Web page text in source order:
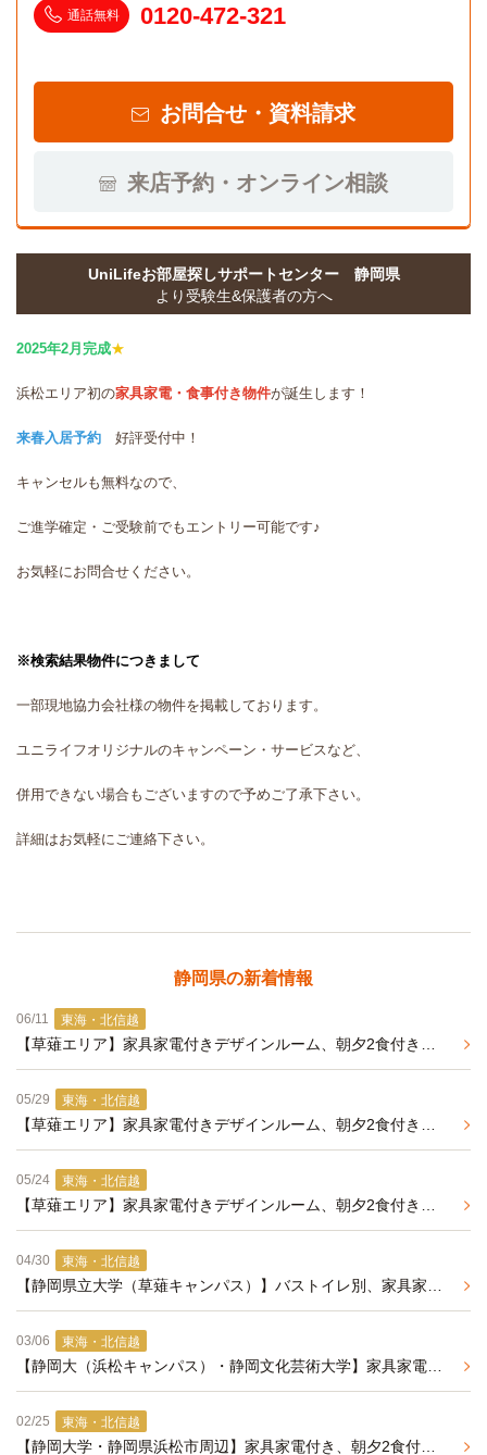
通話無料 0120-472-321
お問合せ・資料請求
来店予約・オンライン相談
UniLifeお部屋探しサポートセンター 静岡県
より受験生&保護者の方へ
2025年2月完成★
浜松エリア初の家具家電・食事付き物件が誕生します！
来春入居予約 好評受付中！
キャンセルも無料なので、
ご進学確定・ご受験前でもエントリー可能です♪
お気軽にお問合せください。
※検索結果物件につきまして
一部現地協力会社様の物件を掲載しております。
ユニライフオリジナルのキャンペーン・サービスなど、
併用できない場合もございますので予めご了承下さい。
詳細はお気軽にご連絡下さい。
静岡県の新着情報
06/11 東海・北信越
05/29 東海・北信越
05/24 東海・北信越
04/30 東海・北信越
03/06 東海・北信越
02/25 東海・北信越